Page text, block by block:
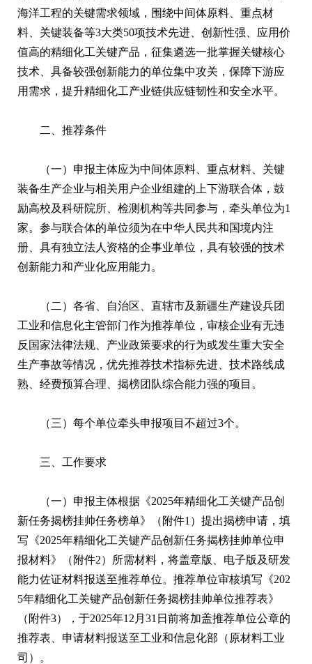
海洋工程的关键需求领域，围绕中间体原料、重点材
料、关键装备等3大类50项技术先进、创新性强、应用价
值高的精细化工关键产品，征集遴选一批掌握关键核心
技术、具备较强创新能力的单位集中攻关，保障下游应
用需求，提升精细化工产业链供应链韧性和安全水平。
二、推荐条件
（一）申报主体应为中间体原料、重点材料、关键
装备生产企业与相关用户企业组建的上下游联合体，鼓
励高校及科研院所、检测机构等共同参与，牵头单位为1
家。参与联合体的单位须为在中华人民共和国境内注
册、具有独立法人资格的企事业单位，具有较强的技术
创新能力和产业化应用能力。
（二）各省、自治区、直辖市及新疆生产建设兵团
工业和信息化主管部门作为推荐单位，审核企业有无违
反国家法律法规、产业政策要求的行为或发生重大安全
生产事故等情况，优先推荐技术指标先进、技术路线成
熟、经费预算合理、揭榜团队综合能力强的项目。
（三）每个单位牵头申报项目不超过3个。
三、工作要求
（一）申报主体根据《2025年精细化工关键产品创
新任务揭榜挂帅任务榜单》（附件1）提出揭榜申请，填
写《2025年精细化工关键产品创新任务揭榜挂帅单位申
报材料》（附件2）所需材料，将盖章版、电子版及研发
能力佐证材料报送至推荐单位。推荐单位审核填写《202
5年精细化工关键产品创新任务揭榜挂帅单位推荐表》
（附件3），于2025年12月31日前将加盖推荐单位公章的
推荐表、申请材料报送至工业和信息化部（原材料工业
司）。